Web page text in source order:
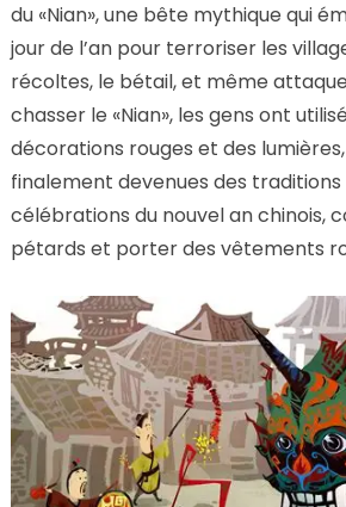
du «Nian», une bête mythique qui
jour de l’an pour terroriser les
récoltes, le bétail, et même
chasser le «Nian», les gens ont
décorations rouges et des
finalement devenues des
célébrations du nouvel an chinois,
pétards et porter des vêtements